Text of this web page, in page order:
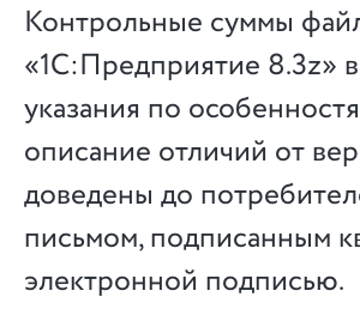
Контрольные суммы
«1С:Предприятие 8.3z»
указания по
описание отличий от
доведены до
письмом, подписанным
электронной подписью.